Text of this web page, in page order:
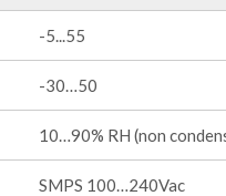
-5...55
-30…50
10…90% RH (non
SMPS 100…240Vac